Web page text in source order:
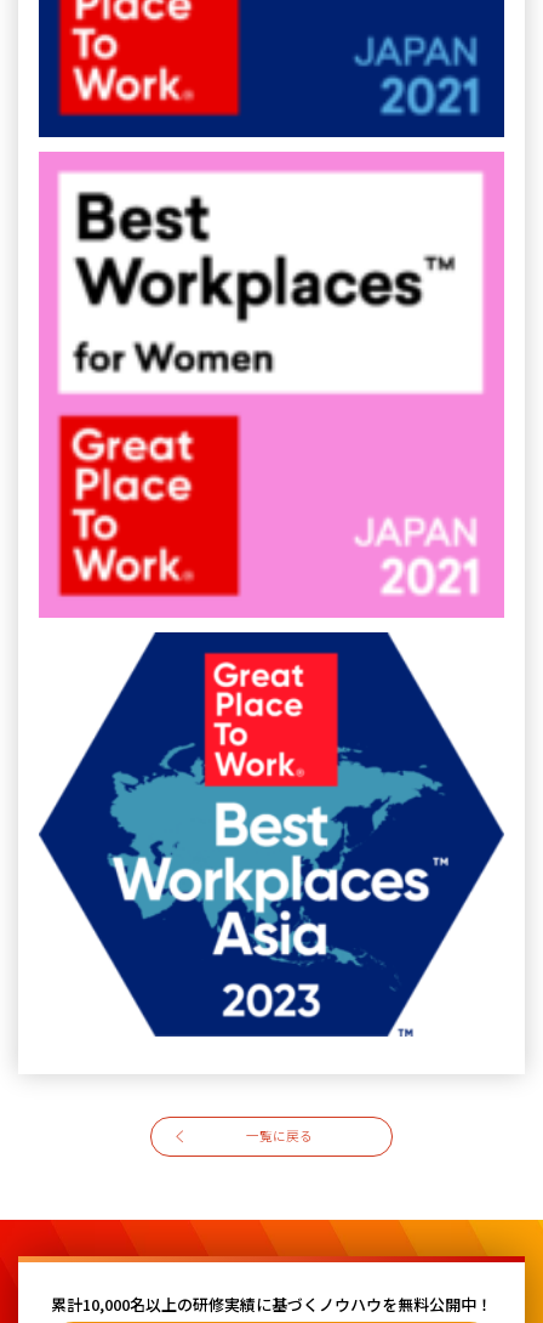
一覧に戻る
累計10,000名以上の研修実績に基づく ノウハウを無料公開中！